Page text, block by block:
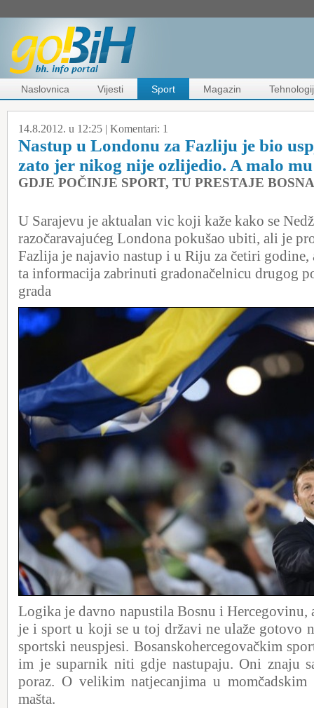
Naslovnica Vijesti Sport Magazin
14.8.2012. u 12:25 | Komentari: 1
Nastup u Londonu za Fazliju je bio
zato jer nikog nije ozlijedio. A malo
GDJE POČINJE SPORT, TU PRESTAJE BOSNA
U Sarajevu je aktualan vic koji kaže kako se
razočaravajućeg Londona pokušao ubiti, ali je
Fazlija je najavio nastup i u Riju za četiri godine,
ta informacija zabrinuti gradonačelnicu drugog
grada
Logika je davno napustila Bosnu i Hercegovinu,
je i sport u koji se u toj državi ne ulaže gotovo
sportski neuspjesi. Bosanskohercegovačkim
im je suparnik niti gdje nastupaju. Oni znaju
poraz. O velikim natjecanjima u momčadskim
mašta.